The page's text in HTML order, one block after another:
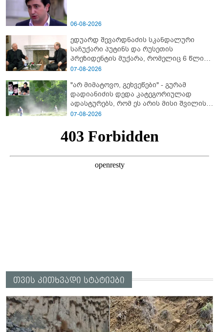
06-08-2026
ედუარდ შევარდნაძის სკანდალური
საჩუქარი პუტინს და რუსეთის
პრეზიდენტის მუქარა, რომელიც 6 წლის
შემდეგ აასრულა
07-08-2026
"არ მიმატოვო, გეხვეწები" - გუ­რა­მ
დადიანიძის დედა კა­ტე­გო­რი­უ­ლად
ადას­ტუ­რებს, რომ ეს არის მისი შვი­ლის
ხმა
07-08-2026
თვის კითხვადი სტატიები